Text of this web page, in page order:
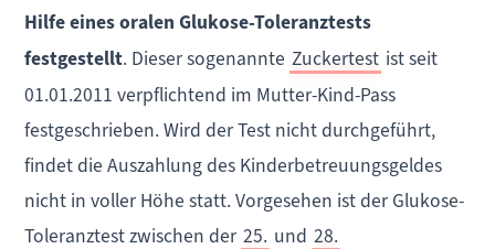
Hilfe eines oralen Glukose-Toleranztests
festgestellt. Dieser sogenannte Zuckertest ist seit
01.01.2011 verpflichtend im Mutter-Kind-Pass
festgeschrieben. Wird der Test nicht durchgeführt,
findet die Auszahlung des Kinderbetreuungsgeldes
nicht in voller Höhe statt. Vorgesehen ist der Glukose-
Toleranztest zwischen der 25. und 28.